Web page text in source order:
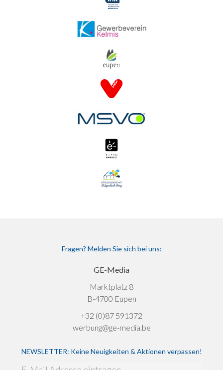
Fragen? Melden Sie sich bei uns:
GE-Media
Marktplatz 8
B-4700 Eupen
+32 (0)87 591372
werbung@ge-media.be
NEWSLETTER: Keine Neuigkeiten & Aktionen verpassen!